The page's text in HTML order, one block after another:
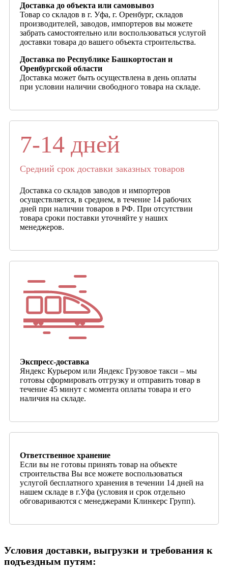
Доставка до объекта или самовывоз
Товар со складов в г. Уфа, г. Оренбург, складов
производителей, заводов, импортеров вы можете
забрать самостоятельно или воспользоваться услугой
доставки товара до вашего объекта строительства.
Доставка по Республике Башкортостан и
Оренбургской области
Доставка может быть осуществлена в день оплаты
при условии наличии свободного товара на складе.
7-14 дней
Средний срок доставки заказных товаров
Доставка со складов заводов и импортеров
осуществляется, в среднем, в течение 14 рабочих
дней при наличии товаров в РФ. При отсутствии
товара сроки поставки уточняйте у наших
менеджеров.
Экспресс-доставка
Яндекс Курьером или Яндекс Грузовое такси – мы
готовы сформировать отгрузку и отправить товар в
течение 45 минут с момента оплаты товара и его
наличия на складе.
Ответственное хранение
Если вы не готовы принять товар на объекте
строительства Вы все можете воспользоваться
услугой бесплатного хранения в течении 14 дней на
нашем складе в г.Уфа (условия и срок отдельно
обговариваются с менеджерами Клинкерс Групп).
Условия доставки, выгрузки и требования к
подъездным путям: